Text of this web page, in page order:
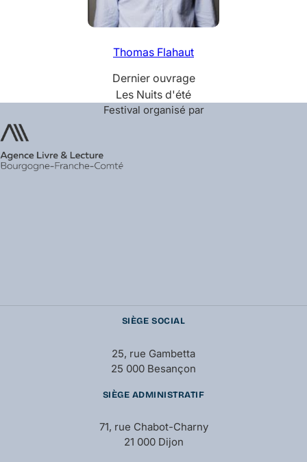
Thomas Flahaut
Dernier ouvrage
Les Nuits d'été
Festival organisé par
SIÈGE SOCIAL
25, rue Gambetta
25 000 Besançon
SIÈGE ADMINISTRATIF
71, rue Chabot-Charny
21 000 Dijon